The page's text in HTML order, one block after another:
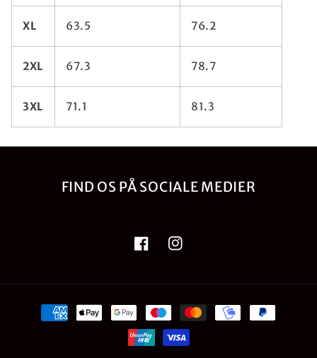
XL 63.5 76.2
2XL 67.3 78.7
3XL 71.1 81.3
FIND OS PÅ SOCIALE MEDIER
FacebookInstagram
Betalingsmetoder